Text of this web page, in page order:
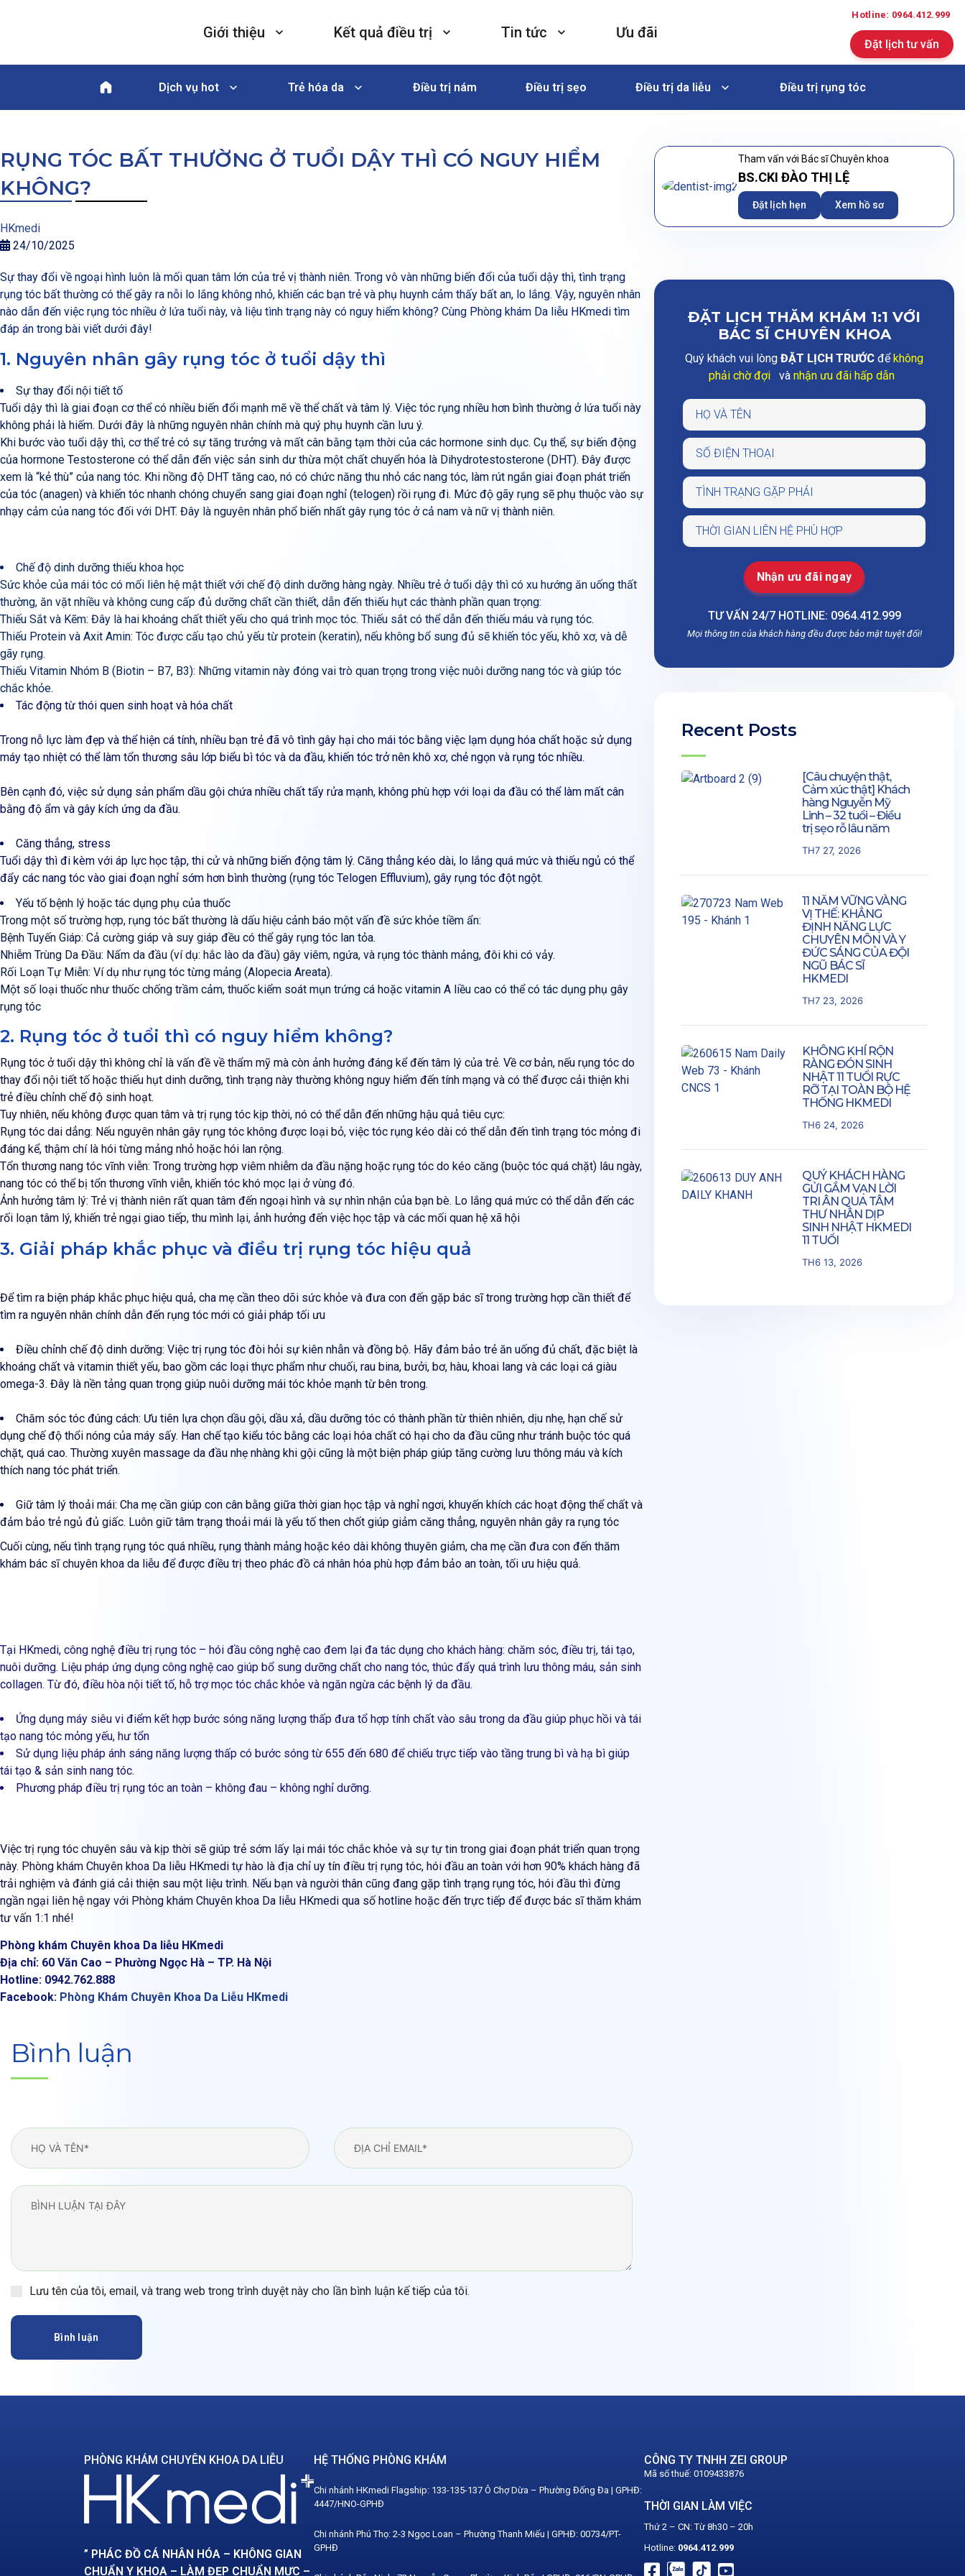
Giới thiệu Kết quả điều trị Tin tức Ưu đãi
Hotline: 0964.412.999
Đặt lịch tư vấn
Dịch vụ hot Trẻ hóa da Điều trị nám Điều trị sẹo Điều trị da liễu Điều trị rụng tóc
RỤNG TÓC BẤT THƯỜNG Ở TUỔI DẬY THÌ CÓ NGUY HIỂM
KHÔNG?
HKmedi
24/10/2025
Sự thay đổi về ngoại hình luôn là mối quan tâm lớn của trẻ vị thành niên. Trong vô vàn những biến đổi của tuổi dậy thì, tình trạng
rụng tóc bất thường có thể gây ra nỗi lo lắng không nhỏ, khiến các bạn trẻ và phụ huynh cảm thấy bất an, lo lắng. Vậy, nguyên nhân
nào dẫn đến việc rụng tóc nhiều ở lứa tuổi này, và liệu tình trạng này có nguy hiểm không? Cùng Phòng khám Da liễu HKmedi tìm
đáp án trong bài viết dưới đây!
1. Nguyên nhân gây rụng tóc ở tuổi dậy thì
Sự thay đổi nội tiết tố
Tuổi dậy thì là giai đoạn cơ thể có nhiều biến đổi mạnh mẽ về thể chất và tâm lý. Việc tóc rụng nhiều hơn bình thường ở lứa tuổi này
không phải là hiếm. Dưới đây là những nguyên nhân chính mà quý phụ huynh cần lưu ý.
Khi bước vào tuổi dậy thì, cơ thể trẻ có sự tăng trưởng và mất cân bằng tạm thời của các hormone sinh dục. Cụ thể, sự biến động
của hormone Testosterone có thể dẫn đến việc sản sinh dư thừa một chất chuyển hóa là Dihydrotestosterone (DHT). Đây được
xem là “kẻ thù” của nang tóc. Khi nồng độ DHT tăng cao, nó có chức năng thu nhỏ các nang tóc, làm rút ngắn giai đoạn phát triển
của tóc (anagen) và khiến tóc nhanh chóng chuyển sang giai đoạn nghỉ (telogen) rồi rụng đi. Mức độ gãy rụng sẽ phụ thuộc vào sự
nhạy cảm của nang tóc đối với DHT. Đây là nguyên nhân phổ biến nhất gây rụng tóc ở cả nam và nữ vị thành niên.
Chế độ dinh dưỡng thiếu khoa học
Sức khỏe của mái tóc có mối liên hệ mật thiết với chế độ dinh dưỡng hàng ngày. Nhiều trẻ ở tuổi dậy thì có xu hướng ăn uống thất
thường, ăn vặt nhiều và không cung cấp đủ dưỡng chất cần thiết, dẫn đến thiếu hụt các thành phần quan trọng:
Thiếu Sắt và Kẽm: Đây là hai khoáng chất thiết yếu cho quá trình mọc tóc. Thiếu sắt có thể dẫn đến thiếu máu và rụng tóc.
Thiếu Protein và Axit Amin: Tóc được cấu tạo chủ yếu từ protein (keratin), nếu không bổ sung đủ sẽ khiến tóc yếu, khô xơ, và dễ
gãy rụng.
Thiếu Vitamin Nhóm B (Biotin – B7, B3): Những vitamin này đóng vai trò quan trọng trong việc nuôi dưỡng nang tóc và giúp tóc
chắc khỏe.
Tác động từ thói quen sinh hoạt và hóa chất
Trong nỗ lực làm đẹp và thể hiện cá tính, nhiều bạn trẻ đã vô tình gây hại cho mái tóc bằng việc lạm dụng hóa chất hoặc sử dụng
máy tạo nhiệt có thể làm tổn thương sâu lớp biểu bì tóc và da đầu, khiến tóc trở nên khô xơ, chẻ ngọn và rụng tóc nhiều.
Bên cạnh đó, việc sử dụng sản phẩm dầu gội chứa nhiều chất tẩy rửa mạnh, không phù hợp với loại da đầu có thể làm mất cân
bằng độ ẩm và gây kích ứng da đầu.
Căng thẳng, stress
Tuổi dậy thì đi kèm với áp lực học tập, thi cử và những biến động tâm lý. Căng thẳng kéo dài, lo lắng quá mức và thiếu ngủ có thể
đẩy các nang tóc vào giai đoạn nghỉ sớm hơn bình thường (rụng tóc Telogen Effluvium), gây rụng tóc đột ngột.
Yếu tố bệnh lý hoặc tác dụng phụ của thuốc
Trong một số trường hợp, rụng tóc bất thường là dấu hiệu cảnh báo một vấn đề sức khỏe tiềm ẩn:
Bệnh Tuyến Giáp: Cả cường giáp và suy giáp đều có thể gây rụng tóc lan tỏa.
Nhiễm Trùng Da Đầu: Nấm da đầu (ví dụ: hắc lào da đầu) gây viêm, ngứa, và rụng tóc thành mảng, đôi khi có vảy.
Rối Loạn Tự Miễn: Ví dụ như rụng tóc từng mảng (Alopecia Areata).
Một số loại thuốc như thuốc chống trầm cảm, thuốc kiểm soát mụn trứng cá hoặc vitamin A liều cao có thể có tác dụng phụ gây
rụng tóc
2. Rụng tóc ở tuổi thì có nguy hiểm không?
Rụng tóc ở tuổi dậy thì không chỉ là vấn đề về thẩm mỹ mà còn ảnh hưởng đáng kể đến tâm lý của trẻ. Về cơ bản, nếu rụng tóc do
thay đổi nội tiết tố hoặc thiếu hụt dinh dưỡng, tình trạng này thường không nguy hiểm đến tính mạng và có thể được cải thiện khi
trẻ điều chỉnh chế độ sinh hoạt.
Tuy nhiên, nếu không được quan tâm và trị rụng tóc kịp thời, nó có thể dẫn đến những hậu quả tiêu cực:
Rụng tóc dai dẳng: Nếu nguyên nhân gây rụng tóc không được loại bỏ, việc tóc rụng kéo dài có thể dẫn đến tình trạng tóc mỏng đi
đáng kể, thậm chí là hói từng mảng nhỏ hoặc hói lan rộng.
Tổn thương nang tóc vĩnh viễn: Trong trường hợp viêm nhiễm da đầu nặng hoặc rụng tóc do kéo căng (buộc tóc quá chặt) lâu ngày,
nang tóc có thể bị tổn thương vĩnh viễn, khiến tóc khó mọc lại ở vùng đó.
Ảnh hưởng tâm lý: Trẻ vị thành niên rất quan tâm đến ngoại hình và sự nhìn nhận của bạn bè. Lo lắng quá mức có thể dẫn đến các
rối loạn tâm lý, khiến trẻ ngại giao tiếp, thu mình lại, ảnh hưởng đến việc học tập và các mối quan hệ xã hội
3. Giải pháp khắc phục và điều trị rụng tóc hiệu quả
Để tìm ra biện pháp khắc phục hiệu quả, cha mẹ cần theo dõi sức khỏe và đưa con đến gặp bác sĩ trong trường hợp cần thiết để
tìm ra nguyên nhân chính dẫn đến rụng tóc mới có giải pháp tối ưu
Điều chỉnh chế độ dinh dưỡng: Việc trị rụng tóc đòi hỏi sự kiên nhẫn và đồng bộ. Hãy đảm bảo trẻ ăn uống đủ chất, đặc biệt là
khoáng chất và vitamin thiết yếu, bao gồm các loại thực phẩm như chuối, rau bina, bưởi, bơ, hàu, khoai lang và các loại cá giàu
omega-3. Đây là nền tảng quan trọng giúp nuôi dưỡng mái tóc khỏe mạnh từ bên trong.
Chăm sóc tóc đúng cách: Ưu tiên lựa chọn dầu gội, dầu xả, dầu dưỡng tóc có thành phần từ thiên nhiên, dịu nhẹ, hạn chế sử
dụng chế độ thổi nóng của máy sấy. Han chế tạo kiểu tóc bằng các loại hóa chất có hại cho da đầu cũng như tránh buộc tóc quá
chặt, quá cao. Thường xuyên massage da đầu nhẹ nhàng khi gội cũng là một biện pháp giúp tăng cường lưu thông máu và kích
thích nang tóc phát triển.
Giữ tâm lý thoải mái: Cha mẹ cần giúp con cân bằng giữa thời gian học tập và nghỉ ngơi, khuyến khích các hoạt động thể chất và
đảm bảo trẻ ngủ đủ giấc. Luôn giữ tâm trạng thoải mái là yếu tố then chốt giúp giảm căng thẳng, nguyên nhân gây ra rụng tóc
Cuối cùng, nếu tình trạng rụng tóc quá nhiều, rụng thành mảng hoặc kéo dài không thuyên giảm, cha mẹ cần đưa con đến thăm
khám bác sĩ chuyên khoa da liễu để được điều trị theo phác đồ cá nhân hóa phù hợp đảm bảo an toàn, tối ưu hiệu quả.
Tại HKmedi, công nghệ điều trị rụng tóc – hói đầu công nghệ cao đem lại đa tác dụng cho khách hàng: chăm sóc, điều trị, tái tạo,
nuôi dưỡng. Liệu pháp ứng dụng công nghệ cao giúp bổ sung dưỡng chất cho nang tóc, thúc đẩy quá trình lưu thông máu, sản sinh
collagen. Từ đó, điều hòa nội tiết tố, hỗ trợ mọc tóc chắc khỏe và ngăn ngừa các bệnh lý da đầu.
Ứng dụng máy siêu vi điểm kết hợp bước sóng năng lượng thấp đưa tổ hợp tính chất vào sâu trong da đầu giúp phục hồi và tái
tạo nang tóc mỏng yếu, hư tổn
Sử dụng liệu pháp ánh sáng năng lượng thấp có bước sóng từ 655 đến 680 để chiếu trực tiếp vào tầng trung bì và hạ bì giúp
tái tạo & sản sinh nang tóc.
Phương pháp điều trị rụng tóc an toàn – không đau – không nghỉ dưỡng.
Việc trị rụng tóc chuyên sâu và kịp thời sẽ giúp trẻ sớm lấy lại mái tóc chắc khỏe và sự tự tin trong giai đoạn phát triển quan trọng
này. Phòng khám Chuyên khoa Da liễu HKmedi tự hào là địa chỉ uy tín điều trị rụng tóc, hói đầu an toàn với hơn 90% khách hàng đã
trải nghiệm và đánh giá cải thiện sau một liệu trình. Nếu bạn và người thân cũng đang gặp tình trạng rụng tóc, hói đầu thì đừng
ngần ngại liên hệ ngay với Phòng khám Chuyên khoa Da liễu HKmedi qua số hotline hoặc đến trực tiếp để được bác sĩ thăm khám
tư vấn 1:1 nhé!
Phòng khám Chuyên khoa Da liễu HKmedi
Địa chỉ: 60 Văn Cao – Phường Ngọc Hà – TP. Hà Nội
Hotline: 0942.762.888
Facebook: Phòng Khám Chuyên Khoa Da Liễu HKmedi
Bình luận
Lưu tên của tôi, email, và trang web trong trình duyệt này cho lần bình luận kế tiếp của tôi.
Bình luận
Tham vấn với Bác sĩ Chuyên khoa Tham vấn với Bác sĩ Chuyên khoa
BS.CKI ĐÀO THỊ LỆ
Đặt lịch hẹn Xem hồ sơ
ĐẶT LỊCH THĂM KHÁM 1:1 VỚI
BÁC SĨ CHUYÊN KHOA
Quý khách vui lòng ĐẶT LỊCH TRƯỚC đểkhông
phải chờ đợi
và nhận ưu đãi hấp dẫn
TƯ VẤN 24/7 HOTLINE: 0964.412.999
Mọi thông tin của khách hàng đều được bảo mật tuyệt đối!
Recent Posts
[Câu chuyện thật,
Cảm xúc thật] Khách
hàng Nguyễn Mỹ
Linh – 32 tuổi – Điều
trị sẹo rỗ lâu năm
TH7 27, 2026
11 NĂM VỮNG VÀNG
VỊ THẾ: KHẲNG
ĐỊNH NĂNG LỰC
CHUYÊN MÔN VÀ Y
ĐỨC SÁNG CỦA ĐỘI
NGŨ BÁC SĨ
HKMEDI
TH7 23, 2026
KHÔNG KHÍ RỘN
RÀNG ĐÓN SINH
NHẬT 11 TUỔI RỰC
RỠ TẠI TOÀN BỘ HỆ
THỐNG HKMEDI
TH6 24, 2026
QUÝ KHÁCH HÀNG
GỬI GẮM VẠN LỜI
TRI ÂN QUA TÂM
THƯ NHÂN DỊP
SINH NHẬT HKMEDI
11 TUỔI
TH6 13, 2026
PHÒNG KHÁM CHUYÊN KHOA DA LIỄU
” PHÁC ĐỒ CÁ NHÂN HÓA – KHÔNG GIAN
CHUẨN Y KHOA – LÀM ĐẸP CHUẨN MỰC –
HỆ THỐNG PHÒNG KHÁM
Chi nhánh HKmedi Flagship: 133-135-137 Ô Chợ Dừa – Phường Đống Đa | GPHĐ:
4447/HNO-GPHĐ
Chi nhánh Phú Thọ: 2-3 Ngọc Loan – Phường Thanh Miếu | GPHĐ: 00734/PT-
GPHĐ
CÔNG TY TNHH ZEI GROUP
Mã số thuế: 0109433876
THỜI GIAN LÀM VIỆC
Thứ 2 – CN: Từ 8h30 – 20h
Hotline: 0964.412.999